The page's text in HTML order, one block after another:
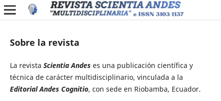
Sobre la revista
La revista Scientia Andeses una publicación científica y
técnica de carácter multidisciplinario, vinculada a la
Editorial Andes Cognitio, con sede en Riobamba, Ecuador.